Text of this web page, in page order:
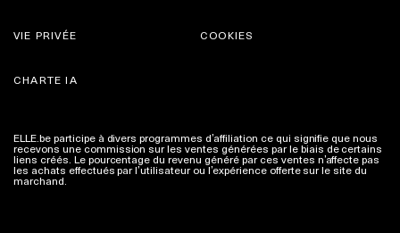
VIE PRIVÉE
CHARTE IA
COOKIES
ELLE.be participe à divers programmes d’affiliation ce qui signifie que nous
recevons une commission sur les ventes générées par le biais de certains
liens créés. Le pourcentage du revenu généré par ces ventes n’affecte pas
les achats effectués par l’utilisateur ou l’expérience offerte sur le site du
marchand. Plus d'infos